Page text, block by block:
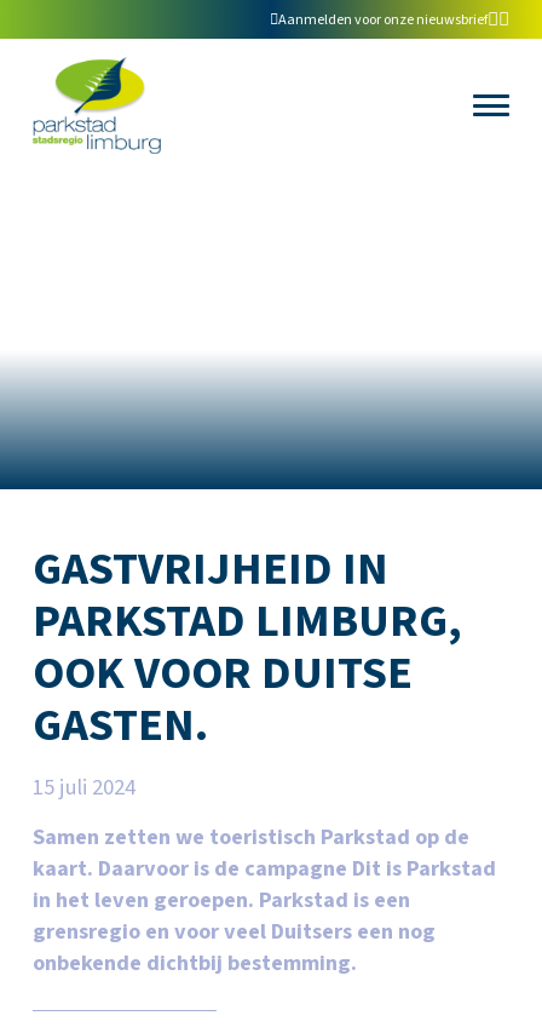
Aanmelden voor onze nieuwsbrief
GASTVRIJHEID IN
PARKSTAD LIMBURG,
OOK VOOR DUITSE
GASTEN.
15 juli 2024
Samen zetten we toeristisch Parkstad op de
kaart. Daarvoor is de campagne Dit is Parkstad
in het leven geroepen. Parkstad is een
grensregio en voor veel Duitsers een nog
onbekende dichtbij bestemming.